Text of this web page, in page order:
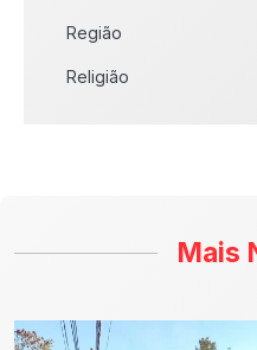
Região
Religião
Mais